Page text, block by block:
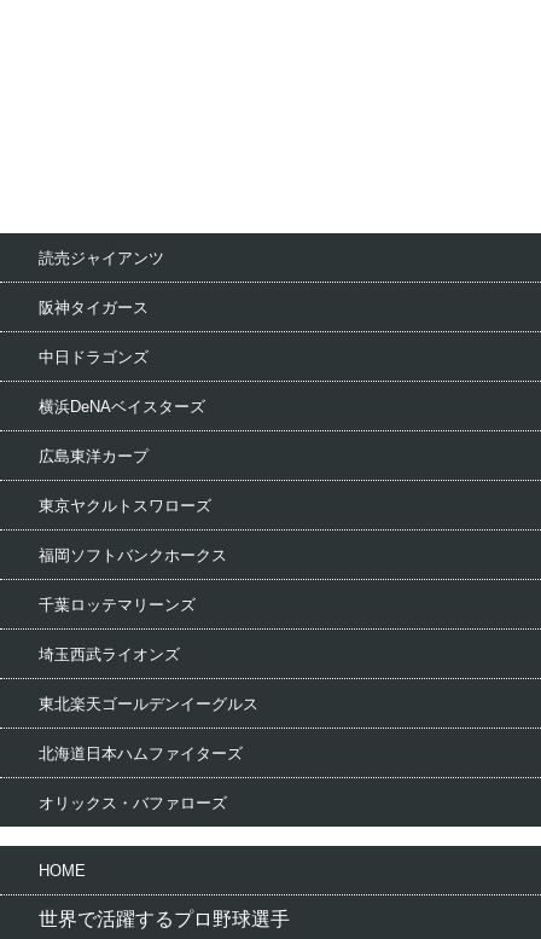
読売ジャイアンツ
阪神タイガース
中日ドラゴンズ
横浜DeNAベイスターズ
広島東洋カープ
東京ヤクルトスワローズ
福岡ソフトバンクホークス
千葉ロッテマリーンズ
埼玉西武ライオンズ
東北楽天ゴールデンイーグルス
北海道日本ハムファイターズ
オリックス・バファローズ
HOME
世界で活躍するプロ野球選手